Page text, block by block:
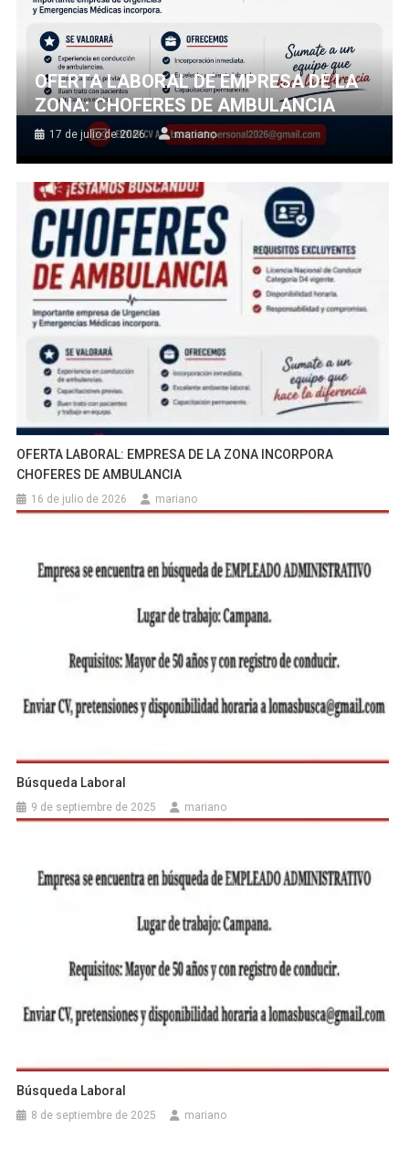
OFERTA LABORAL DE EMPRESA DE LA
ZONA: CHOFERES DE AMBULANCIA
17 de julio de 2026 mariano
OFERTA LABORAL: EMPRESA DE LA ZONA INCORPORA
CHOFERES DE AMBULANCIA
16 de julio de 2026 mariano
Búsqueda Laboral
9 de septiembre de 2025 mariano
Búsqueda Laboral
8 de septiembre de 2025 mariano